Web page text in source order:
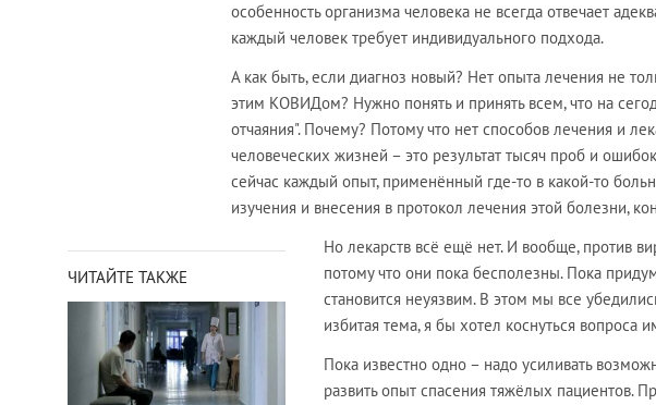
особенность организма человека не всегда отвечает
каждый человек требует индивидуального подхода.
А как быть, если диагноз новый? Нет опыта лечения не
этим КОВИДом? Нужно понять и принять всем, что на
отчаяния". Почему? Потому что нет способов лечения и
человеческих жизней – это результат тысяч проб и
сейчас каждый опыт, применённый где-то в какой-то
изучения и внесения в протокол лечения этой болезни,
ЧИТАЙТЕ ТАКЖЕ
Но лекарств всё ещё нет. И вообще, против
потому что они пока бесполезны. Пока
становится неуязвим. В этом мы все
избитая тема, я бы хотел коснуться вопроса
Пока известно одно – надо усиливать
развить опыт спасения тяжёлых пациентов.